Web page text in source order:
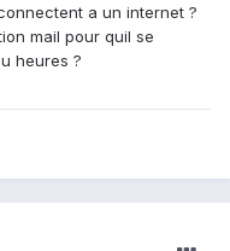
a un internet ?
mail pour quil se
heures ?